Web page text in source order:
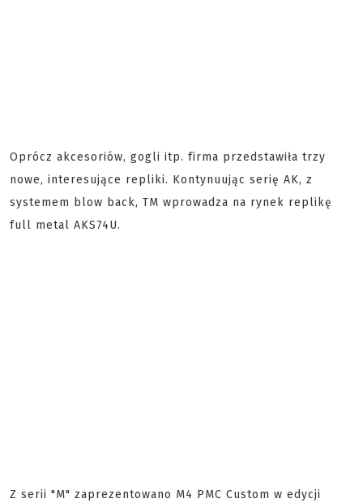
Oprócz akcesoriów, gogli itp. firma przedstawiła trzy
nowe, interesujące repliki. Kontynuując serię AK, z
systemem blow back, TM wprowadza na rynek replikę
full metal AKS74U.
Z serii "M" zaprezentowano M4 PMC Custom w edycji